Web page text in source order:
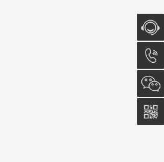
在线咨
询
0512-
5011